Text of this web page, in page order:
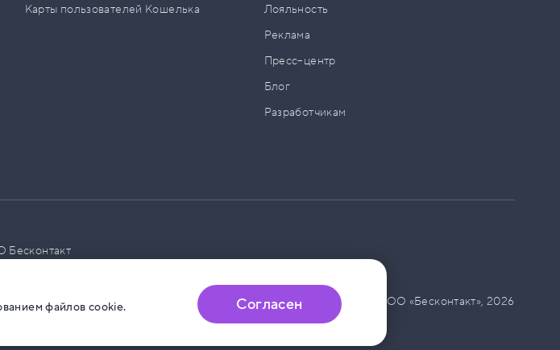
Карты пользователей Кошелька
Лояльность
Реклама
Пресс–центр
Блог
Разработчикам
Бесконтакт
© ООО «Бесконтакт», 2026
файлов cookie.
Согласен